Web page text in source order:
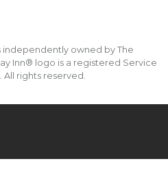
independently owned by The
Inn® logo is a registered Service
All rights reserved.